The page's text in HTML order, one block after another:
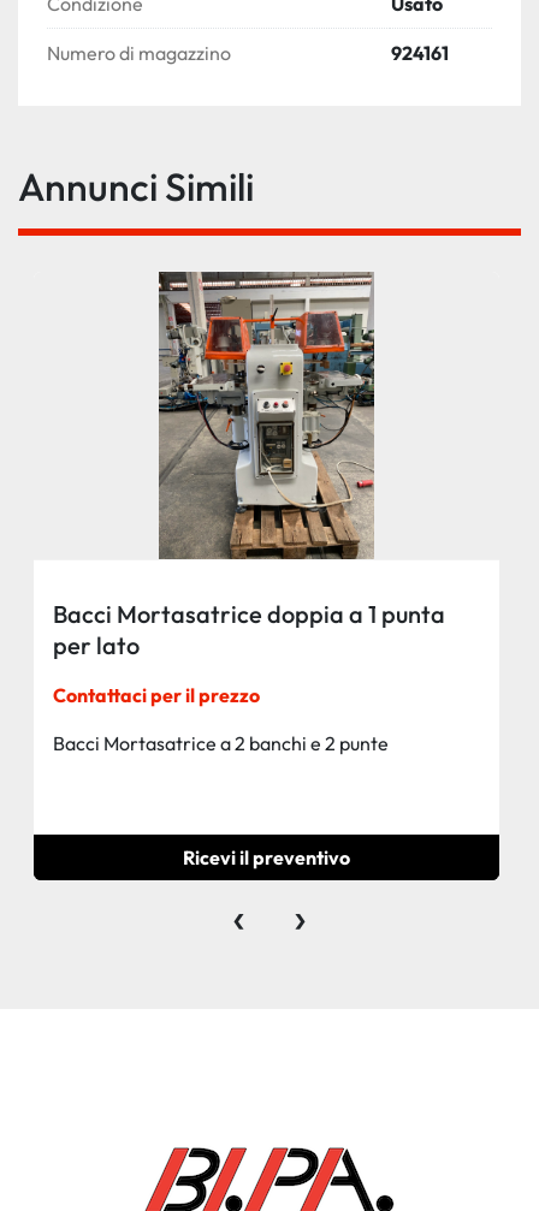
Numero di magazzino 924161
Annunci Simili
Bacci Mortasatrice doppia a 1 punta
per lato
Contattaci per il prezzo
Bacci Mortasatrice a 2 banchi e 2 punte
Ricevi il preventivo
‹ ›